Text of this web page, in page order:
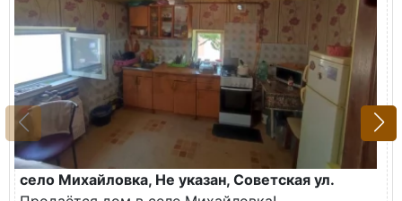
село Михайловка, Не указан, Советская ул.